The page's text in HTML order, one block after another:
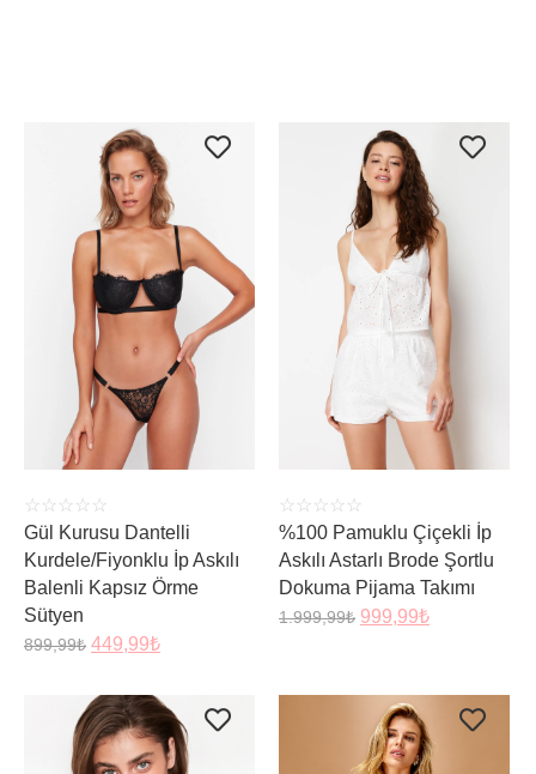
ÜRÜNÜ İNCELE
☆ ☆ ☆ ☆ ☆
Gül Kurusu Dantelli
Kurdele/Fiyonklu İp Askılı
Balenli Kapsız Örme
Sütyen
899,99₺ 449,99₺
ÜRÜNÜ İNCELE
☆ ☆ ☆ ☆ ☆
%100 Pamuklu Çiçekli İp
Askılı Astarlı Brode Şortlu
Dokuma Pijama Takımı
1.999,99₺ 999,99₺